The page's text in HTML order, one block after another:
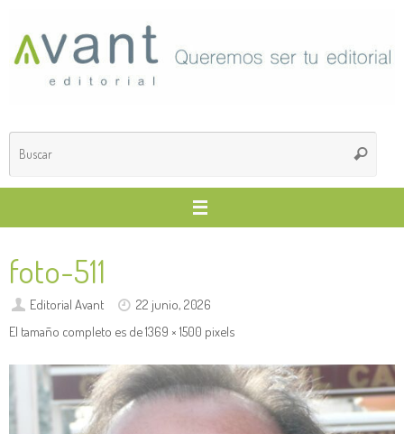
contenido
Buscar
foto-511
Editorial Avant
22 junio, 2026
El tamaño completo es de1369 × 1500 pixels